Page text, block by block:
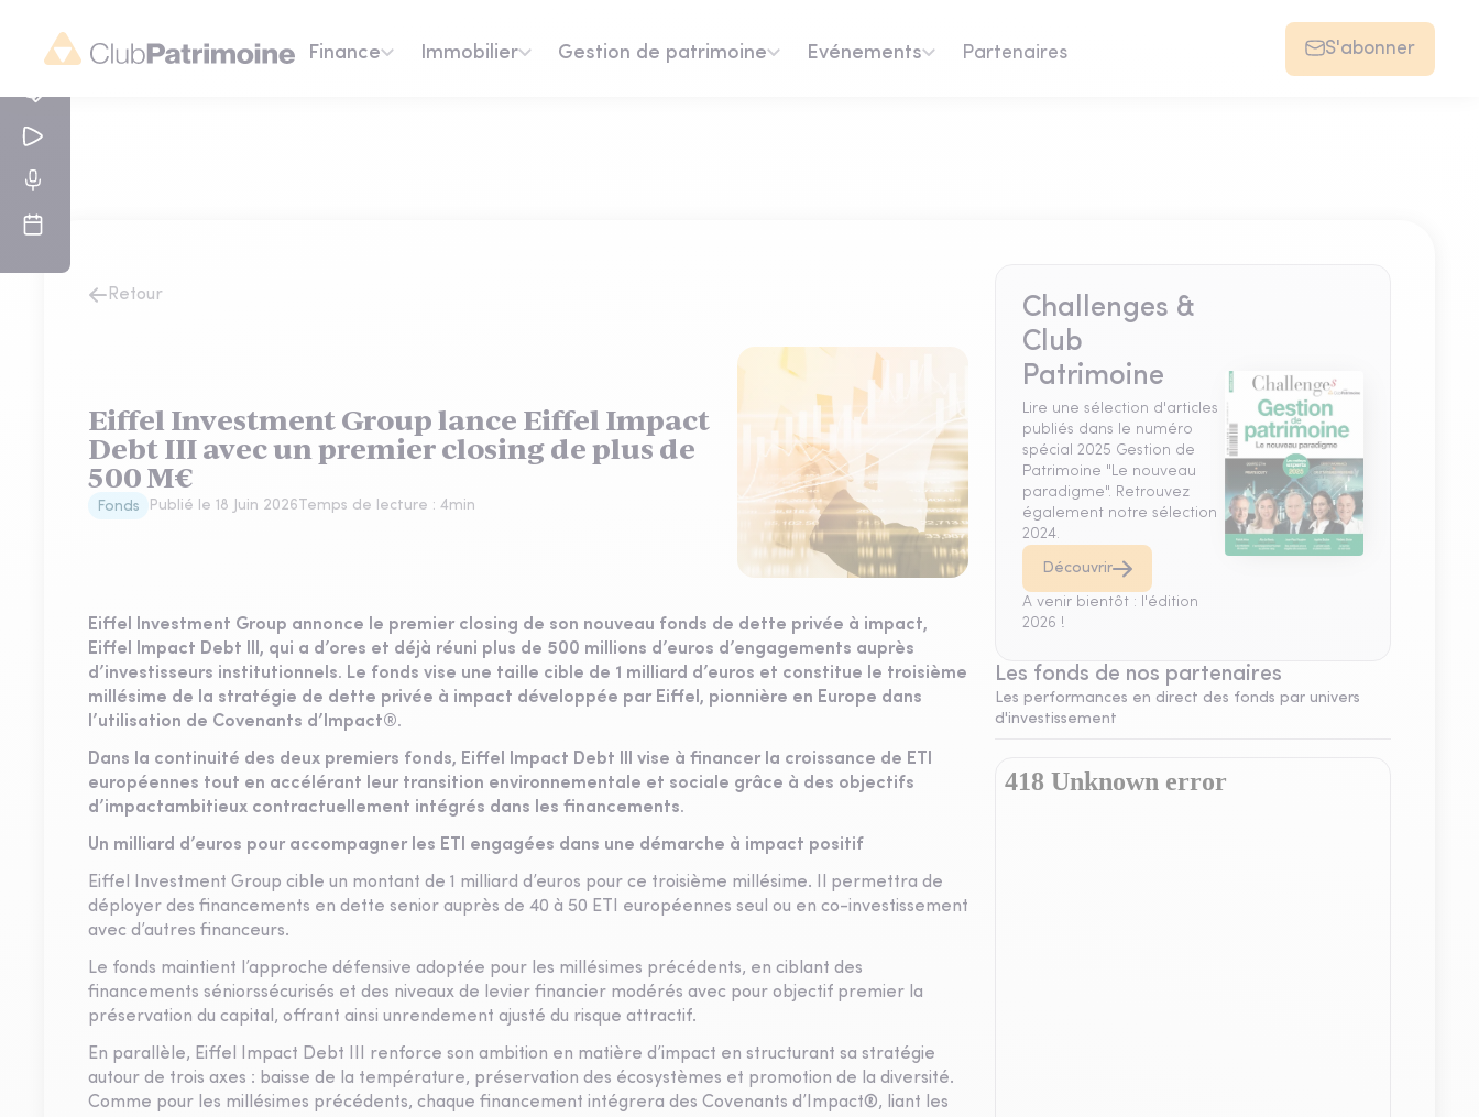
Finance Immobilier Gestion de patrimoine Evénements Partenaires S'abonner
Retour
Eiffel Investment Group lance Eiffel Impact
Debt III avec un premier closing de plus de
500 M€
Fonds Publié le 18 Juin 2026Temps de lecture : 4min
Eiffel Investment Group annonce le premier closing de son nouveau fonds de dette privée à impact,
Eiffel Impact Debt III, qui a d’ores et déjà réuni plus de 500 millions d’euros d’engagements auprès
d’investisseurs institutionnels. Le fonds vise une taille cible de 1 milliard d’euros et constitue le troisième
millésime de la stratégie de dette privée à impact développée par Eiffel, pionnière en Europe dans
l’utilisation de Covenants d’Impact®.
Dans la continuité des deux premiers fonds, Eiffel Impact Debt III vise à financer la croissance de ETI
européennes tout en accélérant leur transition environnementale et sociale grâce à des objectifs
d’impactambitieux contractuellement intégrés dans les financements.
Un milliard d’euros pour accompagner les ETI engagées dans une démarche à impact positif
Eiffel Investment Group cible un montant de 1 milliard d’euros pour ce troisième millésime. Il permettra de
déployer des financements en dette senior auprès de 40 à 50 ETI européennes seul ou en co-investissement
avec d’autres financeurs.
Le fonds maintient l’approche défensive adoptée pour les millésimes précédents, en ciblant des
financements séniorssécurisés et des niveaux de levier financier modérés avec pour objectif premier la
préservation du capital, offrant ainsi unrendement ajusté du risque attractif.
En parallèle, Eiffel Impact Debt III renforce son ambition en matière d’impact en structurant sa stratégie
autour de trois axes : baisse de la température, préservation des écosystèmes et promotion de la diversité.
Comme pour les millésimes précédents, chaque financement intégrera des Covenants d’Impact®, liant les
Challenges &
Club
Patrimoine
Lire une sélection d'articles
publiés dans le numéro
spécial 2025 Gestion de
Patrimoine "Le nouveau
paradigme". Retrouvez
également notre sélection
2024.
Découvrir
A venir bientôt : l'édition
2026 !
Les fonds de nos partenaires
Les performances en direct des fonds par univers
d'investissement